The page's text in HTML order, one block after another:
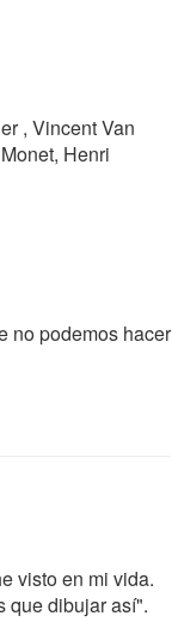
, Vincent Van
Henri
no podemos hacer
visto en mi vida.
que dibujar así".